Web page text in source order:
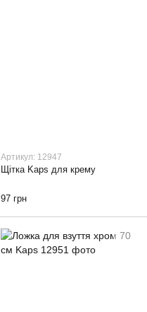
Артикул: 12947
Щітка Kaps для крему
97 грн